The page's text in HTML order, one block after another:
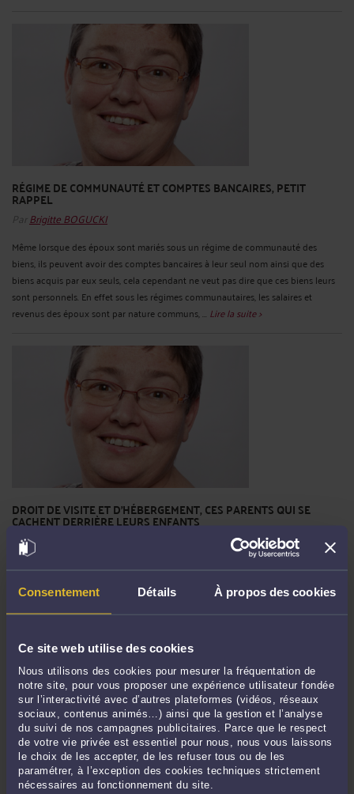
Consentement Détails À propos des cookies
Ce site web utilise des cookies
Nous utilisons des cookies pour mesurer la fréquentation de
notre site, pour vous proposer une expérience utilisateur fondée
sur l’interactivité avec d’autres plateformes (vidéos, réseaux
sociaux, contenus animés…) ainsi que la gestion et l’analyse
du suivi de nos campagnes publicitaires. Parce que le respect
de votre vie privée est essentiel pour nous, nous vous laissons
le choix de les accepter, de les refuser tous ou de les
paramétrer, à l’exception des cookies techniques strictement
nécessaires au fonctionnement du site.
RÉGIME DE COMMUNAUTÉ ET COMPTES BANCAIRES, PETIT
RAPPEL
Par Brigitte BOGUCKI
Même lorsque des époux sont mariés sous un régime de communauté des
biens, ils peuvent avoir des comptes bancaires à leur seul nom ainsi que des
biens acquis par eux seuls, cela cependant ne veut pas dire que ces biens leurs
sont personnels. En effet sous les régimes communautaires, les salaires et
revenus des époux sont par nature communs, ... Lire la suite >
DROIT DE VISITE ET D'HÉBERGEMENT, CES PARENTS QUI SE
CACHENT DERRIÈRE LEURS ENFANTS
ParBrigitte BOGUCKI
De plus en plus souvent, on entend un parent refuser d'appliquer le droit de
visite et d'hébergement pourtant fixé par un juge, au motif que "les enfants ne
veulent pas" voir l'autre parent... Cette attitude est non seulement contraire à la
Loi mais au simple bon sens. En effet, il faut tout d'abord rappeler que le délit de